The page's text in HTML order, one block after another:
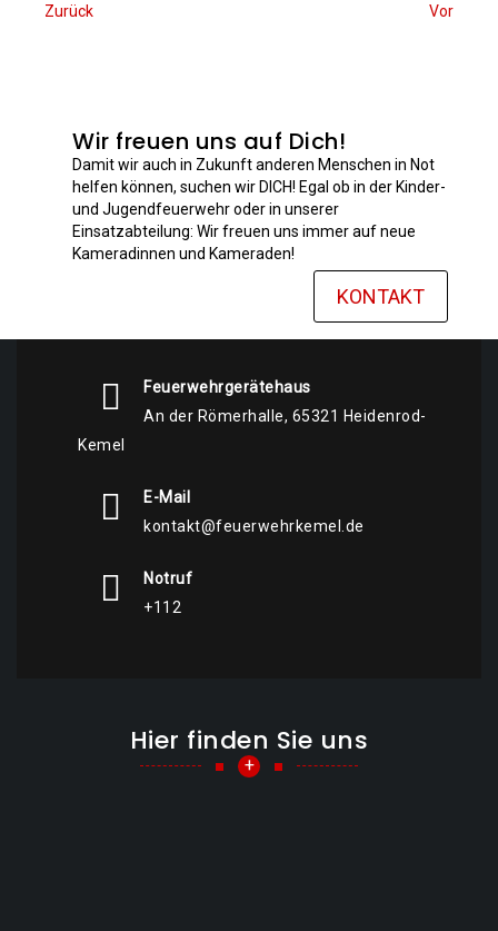
Zurück Vor
Wir freuen uns auf Dich!
Damit wir auch in Zukunft anderen Menschen in Not
helfen können, suchen wir DICH! Egal ob in der Kinder-
und Jugendfeuerwehr oder in unserer
Einsatzabteilung: Wir freuen uns immer auf neue
Kameradinnen und Kameraden!
KONTAKT
Feuerwehrgerätehaus
An der Römerhalle, 65321 Heidenrod-
Kemel
E-Mail
kontakt@feuerwehrkemel.de
Notruf
+112
Hier finden Sie uns
+